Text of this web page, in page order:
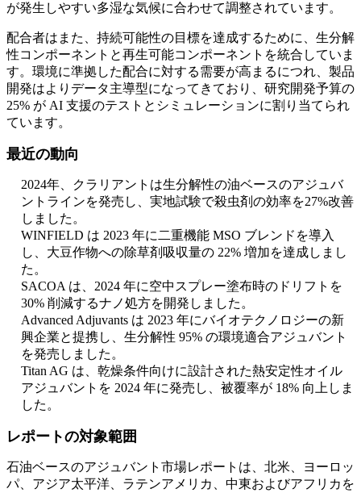
が発生しやすい多湿な気候に合わせて調整されています。
配合者はまた、持続可能性の目標を達成するために、生分解
性コンポーネントと再生可能コンポーネントを統合していま
す。環境に準拠した配合に対する需要が高まるにつれ、製品
開発はよりデータ主導型になってきており、研究開発予算の
25% が AI 支援のテストとシミュレーションに割り当てられ
ています。
最近の動向
2024年、クラリアントは生分解性の油ベースのアジュバ
ントラインを発売し、実地試験で殺虫剤の効率を27%改善
しました。
WINFIELD は 2023 年に二重機能 MSO ブレンドを導入
し、大豆作物への除草剤吸収量の 22% 増加を達成しまし
た。
SACOA は、2024 年に空中スプレー塗布時のドリフトを
30% 削減するナノ処方を開発しました。
Advanced Adjuvants は 2023 年にバイオテクノロジーの新
興企業と提携し、生分解性 95% の環境適合アジュバント
を発売しました。
Titan AG は、乾燥条件向けに設計された熱安定性オイル
アジュバントを 2024 年に発売し、被覆率が 18% 向上しま
した。
レポートの対象範囲
石油ベースのアジュバント市場レポートは、北米、ヨーロッ
パ、アジア太平洋、ラテンアメリカ、中東およびアフリカを